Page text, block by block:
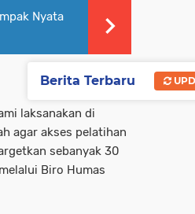
Nyata
laksanakan di
agar akses pelatihan
sebanyak 30
Biro Humas
Berita Terbaru